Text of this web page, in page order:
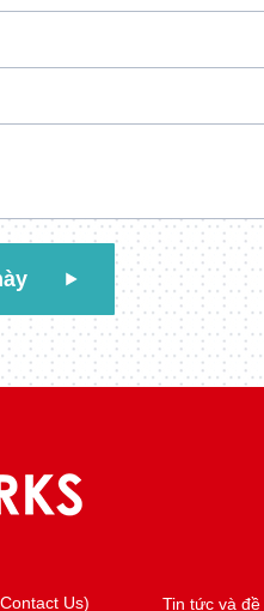
Us) Tin tức và đề